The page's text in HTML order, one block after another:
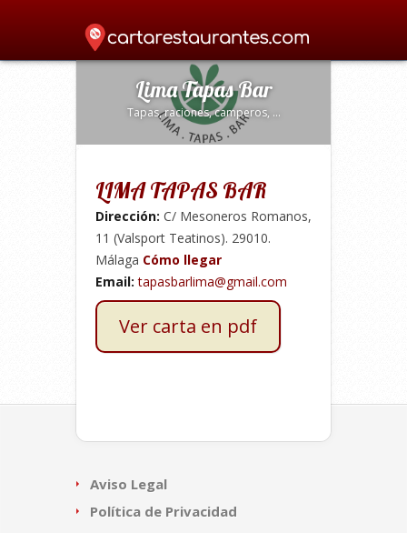
Home »Bar de copas» Lima Tapas Bar»
Lima Tapas Bar
Tapas, raciones, camperos, ...
LIMA TAPAS BAR
Dirección: C/ Mesoneros Romanos,
11 (Valsport Teatinos). 29010.
Málaga Cómo llegar
Email:tapasbarlima@gmail.com
Ver carta en pdf
Aviso Legal
Política de Privacidad